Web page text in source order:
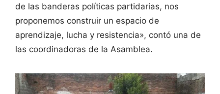
de las banderas políticas partidarias, nos
proponemos construir un espacio de
aprendizaje, lucha y resistencia», contó una de
las coordinadoras de la Asamblea.